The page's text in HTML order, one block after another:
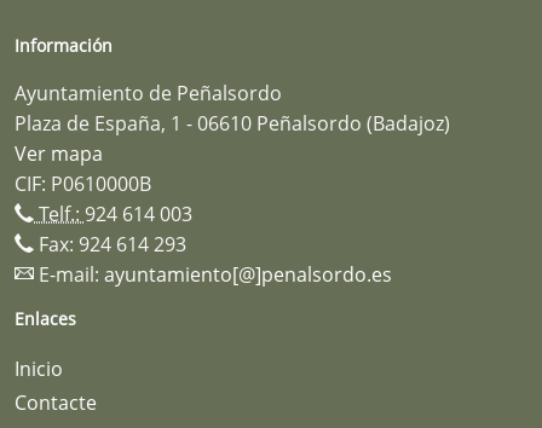
Información
Ayuntamiento de Peñalsordo
Plaza de España, 1 - 06610 Peñalsordo (Badajoz)
Ver mapa
CIF: P0610000B
Telf.: 924 614 003
Fax: 924 614 293
E-mail: ayuntamiento[@]penalsordo.es
Enlaces
Inicio
Contacte